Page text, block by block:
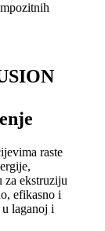
raste
ekstruziju
efikasno i
laganoj i